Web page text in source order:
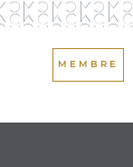
MEMBRE